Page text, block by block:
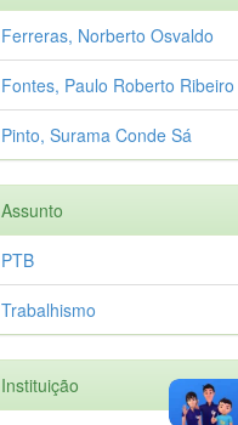
Ferreras, Norberto Osvaldo
Fontes, Paulo Roberto Ribeiro
Pinto, Surama Conde Sá
Assunto
PTB
Trabalhismo
Instituição